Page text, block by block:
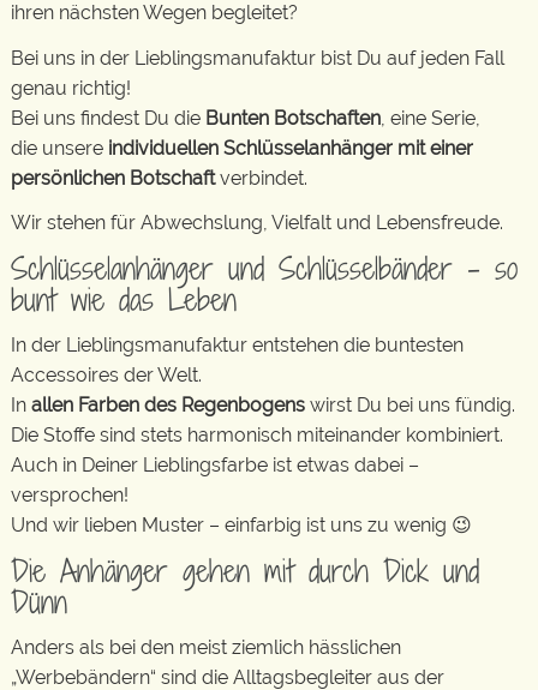
ihren nächsten Wegen begleitet?
Bei uns in der Lieblingsmanufaktur bist Du auf jeden Fall
genau richtig!
Bei uns findest Du die Bunten Botschaften , eine Serie,
die unsere individuellen Schlüsselanhänger mit einer
persönlichen Botschaftverbindet.
Wir stehen für Abwechslung, Vielfalt und Lebensfreude.
Schlüsselanhänger und Schlüsselbänder – so
bunt wie das Leben
In der Lieblingsmanufaktur entstehen die buntesten
Accessoires der Welt.
In allen Farben des Regenbogens wirst Du bei uns fündig.
Die Stoffe sind stets harmonisch miteinander kombiniert.
Auch in Deiner Lieblingsfarbe ist etwas dabei –
versprochen!
Und wir lieben Muster – einfarbig ist uns zu wenig 😉
Die Anhänger gehen mit durch Dick und
Dünn
Anders als bei den meist ziemlich hässlichen
„Werbebändern“ sind die Alltagsbegleiter aus der